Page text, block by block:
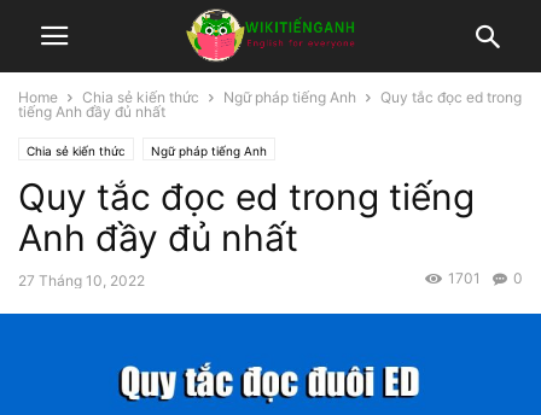
Home Chia sẻ kiến thức Ngữ pháp tiếng Anh
Quy tắc đọc ed trong
tiếng Anh đầy đủ nhất
Chia sẻ kiến thức Ngữ pháp tiếng Anh
Quy tắc đọc ed trong tiếng
Anh đầy đủ nhất
27 Tháng 10, 2022 0
1701